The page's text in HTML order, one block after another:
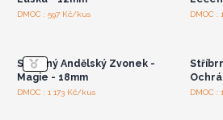
DMOC : 597 Kč/kus DMOC :
Přihlaste se nebo se
Stříbrný Andělský Zvonek -
Magie - 18mm
DMOC : 1 173 Kč/kus DMOC :
Přihlaste se nebo se